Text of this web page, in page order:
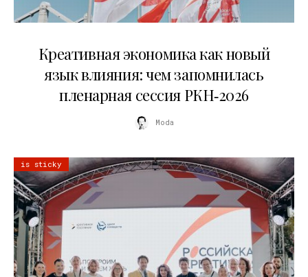
Креативная экономика как новый
язык влияния: чем запомнилась
пленарная сессия РКН‑2026
Moda
is sticky